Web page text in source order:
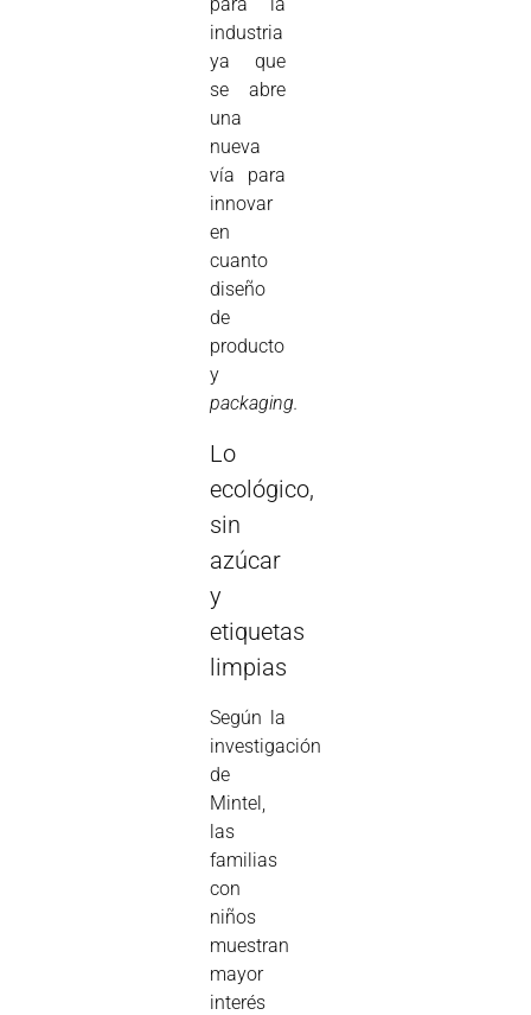
para la
industria
ya que
se abre
una
nueva
vía para
innovar
en
cuanto
diseño
de
producto
y
packaging.
Lo
ecológico,
sin
azúcar
y
etiquetas
limpias
Según la
investigación
de
Mintel,
las
familias
con
niños
muestran
mayor
interés